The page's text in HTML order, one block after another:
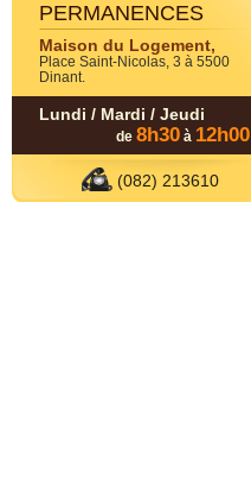
PERMANENCES
Maison du Logement,
Place Saint-Nicolas, 3 à 5500
Dinant.
Lundi / Mardi / Jeudi
de 8h30 à 12h00
(082) 213610